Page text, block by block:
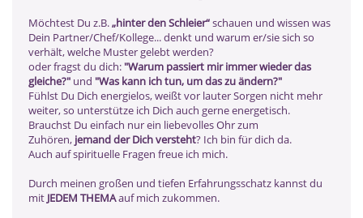
Möchtest Du z.B.„hinter den Schleier“schauen und wissen was
Dein Partner/Chef/Kollege... denkt und warum er/sie sich so
verhält, welche Muster gelebt werden?
oder fragst du dich: "Warum passiert mir immer wieder das
gleiche?" und "Was kann ich tun, um das zu ändern?"
Fühlst Du Dich energielos, weißt vor lauter Sorgen nicht mehr
weiter, so unterstütze ich Dich auch gerne energetisch.
Brauchst Du einfach nur ein liebevolles Ohr zum
Zuhören, jemand der Dich versteht? Ich bin für dich da.
Auch auf spirituelle Fragen freue ich mich.
Durch meinen großen und tiefen Erfahrungsschatz kannst du
mit JEDEM THEMAauf mich zukommen.